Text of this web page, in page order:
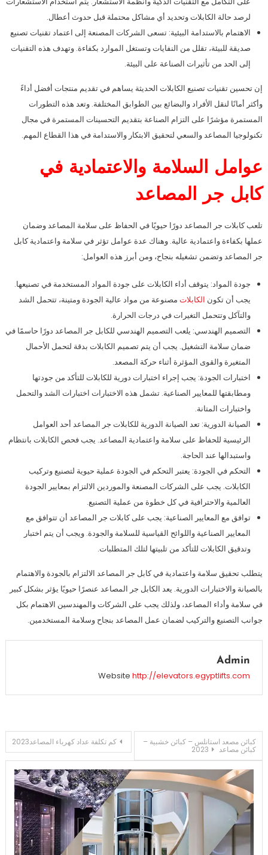
لرصد حالة الكابلات وتحديد أي مشاكل محتملة قبل حدوث أعطال.
الاهتمام بالاستدامة البيئية: تسعى الشركات المصنعة إلى اعتماد تقنيات تصنيع
صديقة للبيئة، تقلل من النفايات وتستغل الموارد بكفاءة. وتهدف هذه التقنيات
إلى الحد من تأثيرات الصناعة على البيئة.
إن تحسين تقنيات تصنيع الكابلات الحديثة يساهم في تقديم منتجات أفضل أداءً
وأكثر أمانًا لنقل الأفراد والبضائع بين الطوابق المختلفة. وتعد هذه التطورات
المستمرة مؤشرًا على التزام الصناعة بتقديم التحسينات المستمرة في مجال
تكنولوجيا المصاعد والسعي لتحقيق الابتكار والاستدامة في هذا القطاع المهم.
عوامل السلامة والاعتمادية في
كابل جر المصاعد
تلعب كابلات جر المصاعد دورًا حيويًا في الحفاظ على سلامة المصاعد وضمان
عملها بكفاءة واعتمادية عالية. وهناك عدة عوامل تؤثر في سلامة واعتمادية كابل
جر المصاعد وتضمن تشغيله بنجاح، ومن أبرز هذه العوامل:
جودة المواد: يتوقف أداء الكابلات على جودة المواد المستخدمة في تصنيعها.
يجب أن تكون الكابلاتمصنوعة من مواد عالية الجودة ومتينة، تتحمل الشد
والتآكل وتتحمل التغيرات في درجات الحرارة.
التصميم الهندسي: يلعب التصميم الهندسي للكابل جر المصاعد دورًا حاسمًا في
ضمان سلامة التشغيل. يجب أن يتم تصميم الكابلات بدقة لتحمل الأحمال
المتغيرة والقوى المؤثرة أثناء حركة المصعد.
اختبارات الجودة: يجب إجراء اختبارات دورية للكابلات للتأكد من جودتها
ومطابقتها للمعايير الصناعية. تشمل هذه الاختبارات اختبارات الشد والتحمل
واختبارات المتانة.
الصيانة الدورية: تعد الصيانة الدورية للكابلات جر المصاعد أحد العوامل
الرئيسية للحفاظ على سلامة واعتمادية المصاعد. يجب فحص الكابلات بانتظام
واستبدالها عند الحاجة.
التحكم في الجودة: يعتبر التحكم في الجودة عملية حيوية لتصنيع وتركيب
الكابلات. يجب على الشركات المصنعة والموردين الالتزام بمعايير الجودة
العالمية والاحترافية في كل خطوة من عملية التصنيع.
توافق مع المعايير الصناعية: يجب على كابلات جر المصاعد أن تتوافق مع
المعايير الصناعية واللوائح القياسية للسلامة والجودة. ويجب أن يتم اختبار
وتدقيق الكابلات للتأكد من تلبيتها لتلك المتطلبات.
يتطلب تحقيق سلامة واعتمادية في كابل جر المصاعد الالتزام بالجودة والاهتمام
بالصيانة والاختبارات الدورية. يعد الكابل جر المصاعد عنصرًا حيويًا يؤثر بشكل كبير
في سلامة وأداء المصاعد، ولذلك يجب على الشركات والمهندسين الاهتمام بكل
جوانب التصنيع والتركيب لضمان عمل المصاعد بنجاح وسلامة المستخدمين.
Admin
Website http://elevators.egyptlifts.com
تصفّح
المقالات
كم تكلفة عداد كهرباء المصاعد2023 كبائن مصعد استانلس – كبائن خشبية –
كبائن مصاعد 2023